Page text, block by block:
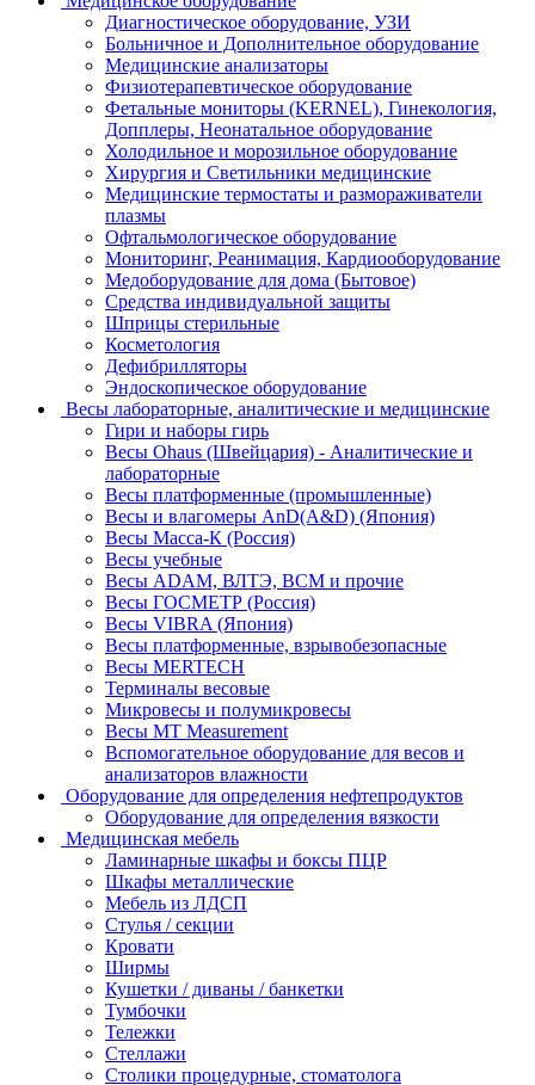
Диагностическое оборудование, УЗИ
Больничное и Дополнительное оборудование
Медицинские анализаторы
Физиотерапевтическое оборудование
Фетальные мониторы (KERNEL), Гинекология,
Допплеры, Неонатальное оборудование
Холодильное и морозильное оборудование
Хирургия и Светильники медицинские
Медицинские термостаты и размораживатели
плазмы
Офтальмологическое оборудование
Мониторинг, Реанимация, Кардиооборудование
Медоборудование для дома (Бытовое)
Средства индивидуальной защиты
Шприцы стерильные
Косметология
Дефибрилляторы
Эндоскопическое оборудование
Весы лабораторные, аналитические и медицинские
Гири и наборы гирь
Весы Ohaus (Швейцария) - Аналитические и
лабораторные
Весы платформенные (промышленные)
Весы и влагомеры AnD(A&D) (Япония)
Весы Масса-К (Россия)
Весы учебные
Весы ADAM, ВЛТЭ, BCM и прочие
Весы ГОСМЕТР (Россия)
Весы VIBRA (Япония)
Весы платформенные, взрывобезопасные
Весы MERTECH
Терминалы весовые
Микровесы и полумикровесы
Весы MT Measurement
Вспомогательное оборудование для весов и
анализаторов влажности
Оборудование для определения нефтепродуктов
Оборудование для определения вязкости
Медицинская мебель
Ламинарные шкафы и боксы ПЦР
Шкафы металлические
Мебель из ЛДСП
Стулья / секции
Кровати
Ширмы
Кушетки / диваны / банкетки
Тумбочки
Тележки
Стеллажи
Столики процедурные, стоматолога